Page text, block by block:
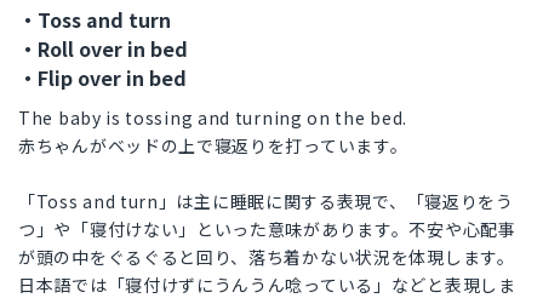
・Toss and turn
・Roll over in bed
・Flip over in bed
The baby is tossing and turning on the bed.
赤ちゃんがベッドの上で寝返りを打っています。
「Toss and turn」は主に睡眠に関する表現で、「寝返りをう
つ」や「寝付けない」といった意味があります。不安や心配事
が頭の中をぐるぐると回り、落ち着かない状況を体現します。
日本語では「寝付けずにうんうん唸っている」などと表現しま